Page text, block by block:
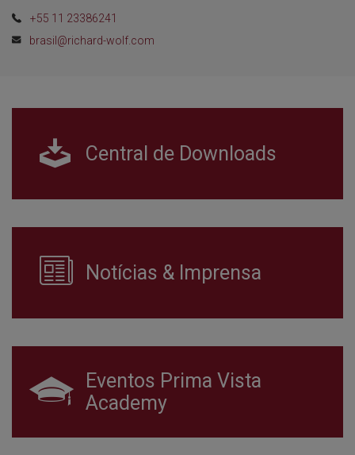
+55 11 23386241
brasil@richard-wolf.com
Central de Downloads
Notícias & Imprensa
Eventos Prima Vista
Academy